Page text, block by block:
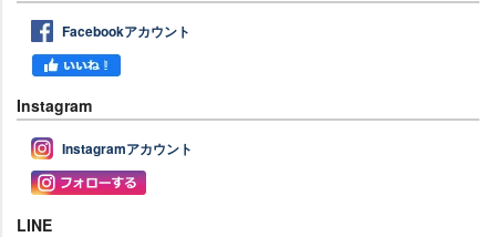
Facebookアカウント
Instagram
Instagramアカウント
LINE